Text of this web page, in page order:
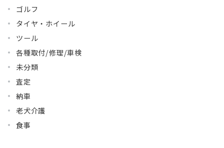
ゴルフ
タイヤ・ホイール
ツール
各種取付/修理/車検
未分類
査定
納車
老犬介護
食事